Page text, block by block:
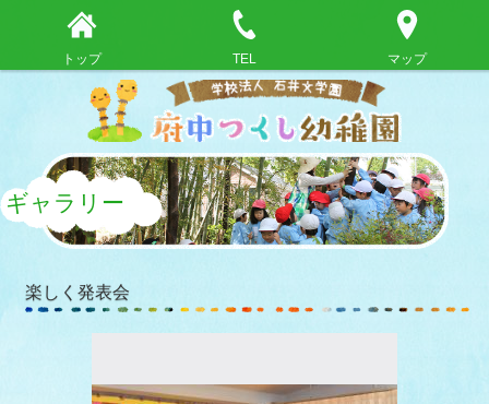
トップ TEL マップ
ギャラリー
楽しく発表会